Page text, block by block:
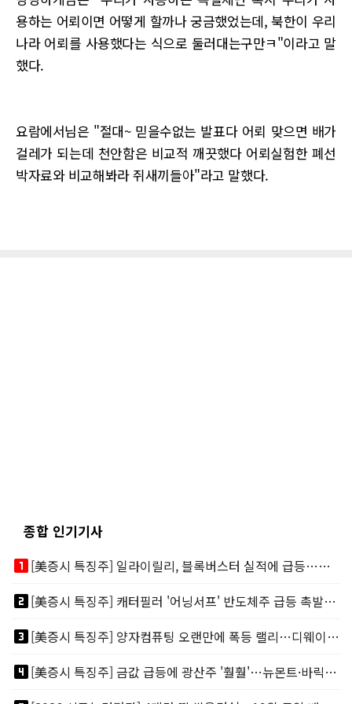
용하는 어뢰이면 어떻게 할까나 궁금했었는데, 북한이 우리
나라 어뢰를 사용했다는 식으로 둘러대는구만ㅋ"이라고 말
했다.
요람에서님은 "절대~ 믿을수없는 발표다 어뢰 맞으면 배가
걸레가 되는데 천안함은 비교적 깨끗했다 어뢰실험한 폐선
박자료와 비교해봐라 쥐새끼들아"라고 말했다.
종합 인기기사
looks_one
[美증시 특징주] 일라이릴리, 블록버스터 실적에 급등…마운자로 매출 폭발
looks_two
[美증시 특징주] 캐터필러 '어닝서프' 반도체주 급등 촉발…"AI 데이터센터 건설 강력"
looks_3
[美증시 특징주] 양자컴퓨팅 오랜만에 폭등 랠리…디웨이브·아이온큐 주도
looks_4
[美증시 특징주] 금값 급등에 광산주 '훨훨'…뉴몬트·바릭마이닝 주도